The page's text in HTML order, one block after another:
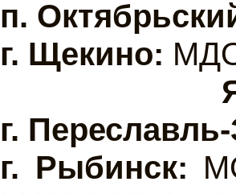
п.
г. Щекино:
г.
г. Рыбинск: